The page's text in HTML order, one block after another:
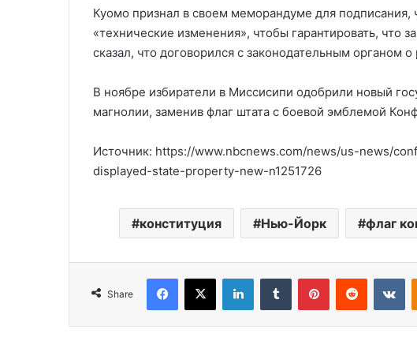
Куомо признал в своем меморандуме для подписания,
«технические изменения», чтобы гарантировать, что
сказал, что договорился с законодательным органом
В ноябре избиратели в Миссисипи одобрили новый
магнолии, заменив флаг штата с боевой эмблемой
Источник: https://www.nbcnews.com/news/us-news/
displayed-state-property-new-n1251726
конституция Нью-Йорк флаг
Share